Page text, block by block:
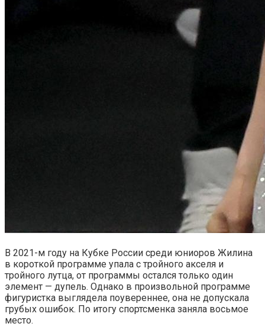
В 2021-м году на Кубке России среди юниоров Жилина
в короткой программе упала с тройного акселя и
тройного лутца, от программы остался только один
элемент — дупель. Однако в произвольной программе
фигуристка выглядела поувереннее, она не допускала
грубых ошибок. По итогу спортсменка заняла восьмое
место.